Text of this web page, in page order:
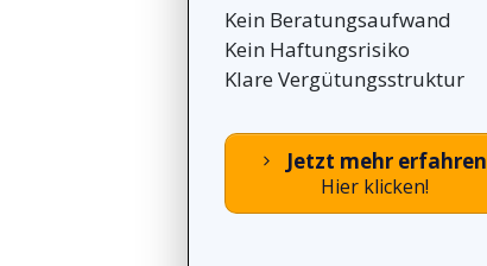
Kein Beratungsaufwand
Kein Haftungsrisiko
Klare Vergütungsstruktur
Jetzt mehr erfahren
Hier klicken!